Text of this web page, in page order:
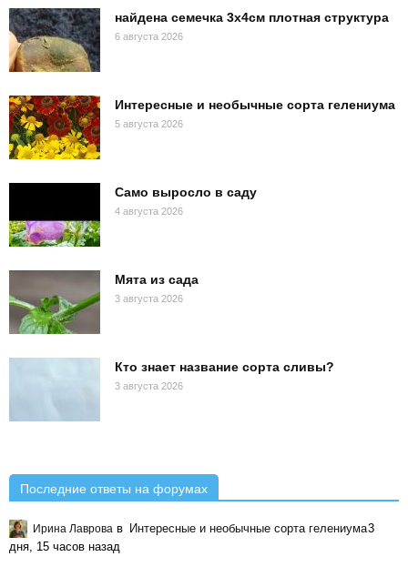
найдена семечка 3х4см плотная структура
6 августа 2026
Интересные и необычные сорта гелениума
5 августа 2026
Само выросло в саду
4 августа 2026
Мята из сада
3 августа 2026
Кто знает название сорта сливы?
3 августа 2026
Последние ответы на форумах
Ирина Лаврова в Интересные и необычные сорта гелениума3
дня, 15 часов назад